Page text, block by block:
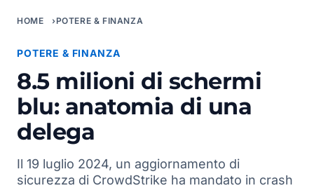
HOME POTERE & FINANZA
POTERE & FINANZA
8.5 milioni di schermi
blu: anatomia di una
delega
Il 19 luglio 2024, un aggiornamento di
sicurezza di CrowdStrike ha mandato in crash